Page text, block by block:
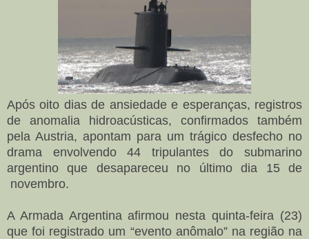
Após oito dias de ansiedade e esperanças, registros
de anomalia hidroacústicas, confirmados também
pela Austria, apontam para um trágico desfecho no
drama envolvendo 44 tripulantes do submarino
argentino que desapareceu no último dia 15 de
novembro.
A Armada Argentina afirmou nesta quinta-feira (23)
que foi registrado um “evento anômalo” na região na